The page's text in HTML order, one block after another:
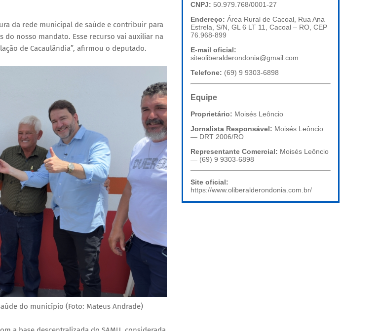
da rede municipal de saúde e contribuir para
nosso mandato. Esse recurso vai auxiliar na
de Cacaulândia”, afirmou o deputado.
do município (Foto: Mateus Andrade)
CNPJ: 50.979.768/0001-27
Endereço: Área Rural de Cacoal, Rua Ana
Estrela, S/N, GL 6 LT 11, Cacoal – RO, CEP
76.968-899
E-mail oficial:
siteoliberalderondonia@gmail.com
Telefone: (69) 9 9303-6898
Equipe
Proprietário: Moisés Leôncio
Jornalista Responsável: Moisés Leôncio
— DRT 2006/RO
Representante Comercial: Moisés Leôncio
— (69) 9 9303-6898
Site oficial:
https://www.oliberalderondonia.com.br/